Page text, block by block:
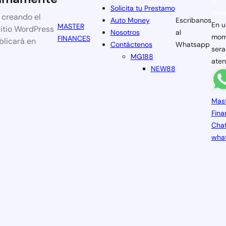
el
WordPress
en
MASTER
FINANCES
Solicita tu Prestamo
Auto Money
Nosotros
Contáctenos
MG188
NEW88
Escribanos
al
Whatsapp
En
sera